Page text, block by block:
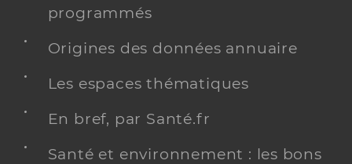
programmés
Origines des données annuaire
Les espaces thématiques
En bref, par Santé.fr
Santé et environnement : les bons